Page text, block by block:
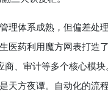
体系成熟，但偏差处
医药利用魔方网表打造
商、审计等多个核心模
方夜谭。自动化的流